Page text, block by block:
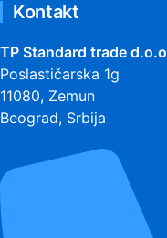
Kontakt
TP Standard trade d.o.o
Poslastičarska 1g
11080, Zemun
Beograd, Srbija